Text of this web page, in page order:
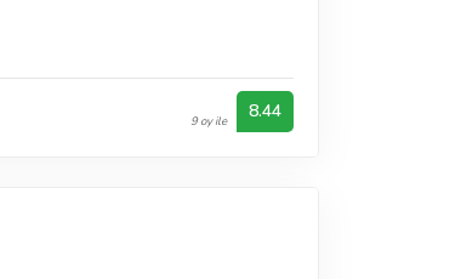
9 oy ile 8.44